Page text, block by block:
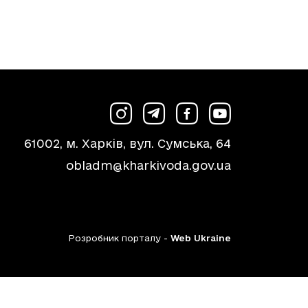
61002, м. Харків, вул. Сумська, 64
obladm@kharkivoda.gov.ua
Розробник порталу - Web Ukraine